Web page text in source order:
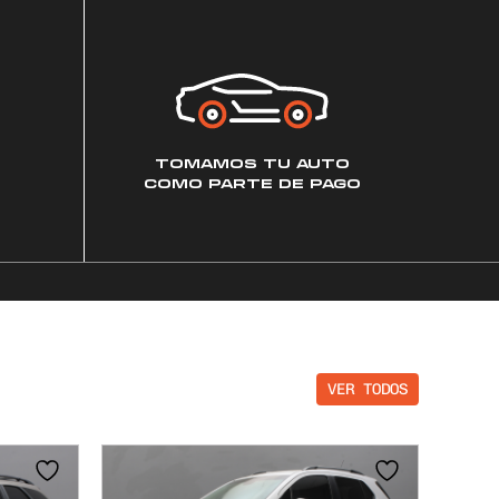
TOMAMOS TU AUTO
COMO PARTE DE PAGO
VER TODOS